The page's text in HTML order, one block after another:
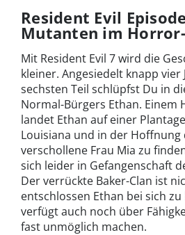
Resident Evil
Mutanten im
Mit Resident Evil 7 wird die
kleiner. Angesiedelt knapp vier
sechsten Teil schlüpfst Du in
Normal-Bürgers Ethan. Einem
landet Ethan auf einer
Louisiana und in der
verschollene Frau Mia zu
sich leider in Gefangenschaft
Der verrückte Baker-Clan ist
entschlossen Ethan bei sich
verfügt auch noch über
fast unmöglich machen.